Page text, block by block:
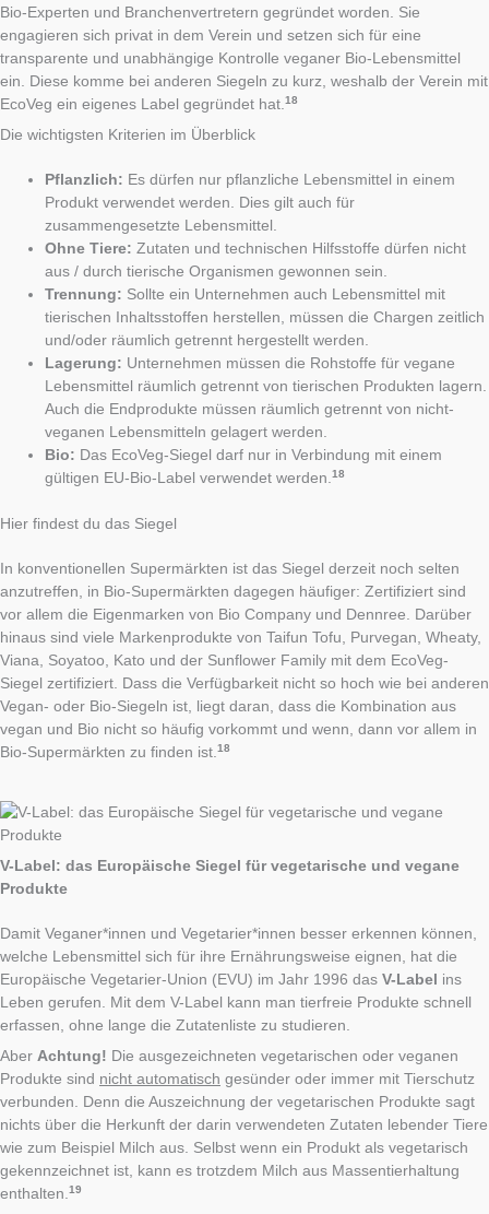
Bio-Experten und Branchenvertretern gegründet worden. Sie
engagieren sich privat in dem Verein und setzen sich für eine
transparente und unabhängige Kontrolle veganer Bio-Lebensmittel
ein. Diese komme bei anderen Siegeln zu kurz, weshalb der Verein mit
EcoVeg ein eigenes Label gegründet hat.18
Die wichtigsten Kriterien im Überblick
Pflanzlich: Es dürfen nur pflanzliche Lebensmittel in einem
Produkt verwendet werden. Dies gilt auch für
zusammengesetzte Lebensmittel.
Ohne Tiere: Zutaten und technischen Hilfsstoffe dürfen nicht
aus / durch tierische Organismen gewonnen sein.
Trennung: Sollte ein Unternehmen auch Lebensmittel mit
tierischen Inhaltsstoffen herstellen, müssen die Chargen zeitlich
und/oder räumlich getrennt hergestellt werden.
Lagerung: Unternehmen müssen die Rohstoffe für vegane
Lebensmittel räumlich getrennt von tierischen Produkten lagern.
Auch die Endprodukte müssen räumlich getrennt von nicht-
veganen Lebensmitteln gelagert werden.
Bio: Das EcoVeg-Siegel darf nur in Verbindung mit einem
gültigen EU-Bio-Label verwendet werden.18
Hier findest du das Siegel
In konventionellen Supermärkten ist das Siegel derzeit noch selten
anzutreffen, in Bio-Supermärkten dagegen häufiger: Zertifiziert sind
vor allem die Eigenmarken von Bio Company und Dennree. Darüber
hinaus sind viele Markenprodukte von Taifun Tofu, Purvegan, Wheaty,
Viana, Soyatoo, Kato und der Sunflower Family mit dem EcoVeg-
Siegel zertifiziert. Dass die Verfügbarkeit nicht so hoch wie bei anderen
Vegan- oder Bio-Siegeln ist, liegt daran, dass die Kombination aus
vegan und Bio nicht so häufig vorkommt und wenn, dann vor allem in
Bio-Supermärkten zu finden ist. 18
V-Label: das Europäische Siegel für vegetarische und vegane
Produkte
Damit Veganer*innen und Vegetarier*innen besser erkennen können,
welche Lebensmittel sich für ihre Ernährungsweise eignen, hat die
Europäische Vegetarier-Union (EVU) im Jahr 1996 das V-Label ins
Leben gerufen. Mit dem V-Label kann man tierfreie Produkte schnell
erfassen, ohne lange die Zutatenliste zu studieren.
Aber Achtung! Die ausgezeichneten vegetarischen oder veganen
Produkte sind nicht automatisch gesünder oder immer mit Tierschutz
verbunden. Denn die Auszeichnung der vegetarischen Produkte sagt
nichts über die Herkunft der darin verwendeten Zutaten lebender Tiere
wie zum Beispiel Milch aus. Selbst wenn ein Produkt als vegetarisch
gekennzeichnet ist, kann es trotzdem Milch aus Massentierhaltung
enthalten.19